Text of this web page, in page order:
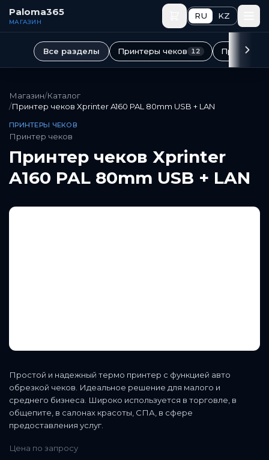
Перейти к основному содержимому
Paloma365
МАГАЗИН
RU KZ
Все разделы Принтеры чеков 12 Принтеры
Магазин/Каталог
/Принтер чеков Xprinter A160 PAL 80mm USB + LAN
ПРИНТЕРЫ ЧЕКОВ
Принтер чеков
Принтер чеков Xprinter
A160 PAL 80mm USB + LAN
Простой и надежный термо принтер с функцией авто
обрезкой чеков. Идеальное решение для малого и
среднего бизнеса. Широко используется в торговле, в
общепите, в салонах красоты, СПА, в сфере
предоставления услуг.
Цена по запросу